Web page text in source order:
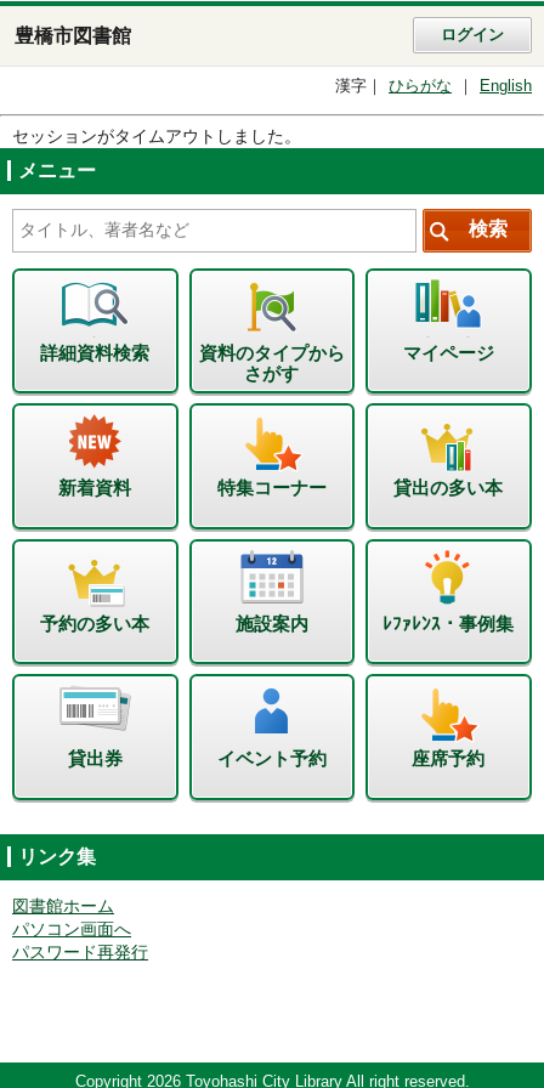
豊橋市図書館 ログイン
漢字 ひらがな English
セッションがタイムアウトしました。
メニュー
詳細資料検索
資料のタイプから
さがす
マイページ
新着資料 特集コーナー 貸出の多い本
予約の多い本 施設案内 ﾚﾌｧﾚﾝｽ・事例集
貸出券 イベント予約 座席予約
リンク集
図書館ホーム
パソコン画面へ
パスワード再発行
Copyright 2026 Toyohashi City Library All right reserved.